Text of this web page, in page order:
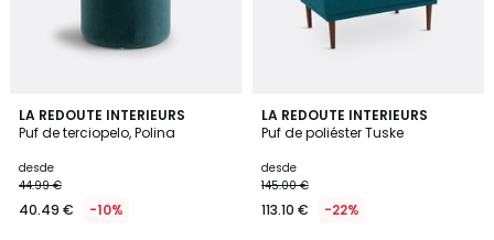
LA REDOUTE INTERIEURS
Puf de terciopelo, Polina
desde
44.99 €
40.49 € -10%
4,5
/ 5
3
Colores
LA REDOUTE INTERIEURS
Puf de poliéster Tuske
desde
145.00 €
113.10 € -22%
4,6
/ 5
3
Colores